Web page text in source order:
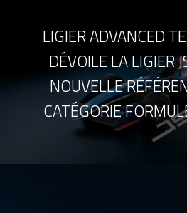
LIGIER ADVANCED
DÉVOILE LA LIGIER
NOUVELLE
CATÉGORIE